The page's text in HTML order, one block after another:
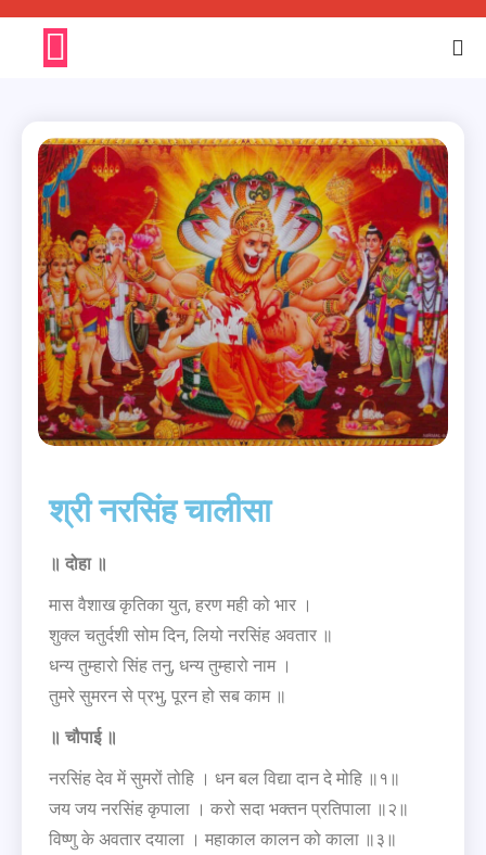
श्री नरसिंह चालीसा
॥ दोहा ॥
मास वैशाख कृतिका युत, हरण मही को भार ।
शुक्ल चतुर्दशी सोम दिन, लियो नरसिंह अवतार ॥
धन्य तुम्हारो सिंह तनु, धन्य तुम्हारो नाम ।
तुमरे सुमरन से प्रभु, पूरन हो सब काम ॥
॥ चौपाई ॥
नरसिंह देव में सुमरों तोहि । धन बल विद्या दान दे मोहि ॥१॥
जय जय नरसिंह कृपाला । करो सदा भक्तन प्रतिपाला ॥२॥
विष्णु के अवतार दयाला । महाकाल कालन को काला ॥३॥